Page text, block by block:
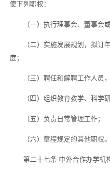
使下列职权：
（一）执行理事会、董事会或
（二）实施发展规划，拟订年
度；
（三）聘任和解聘工作人员，
（四）组织教育教学、科学研
（五）负责日常管理工作；
（六）章程规定的其他职权。
第二十七条 中外合作办学机